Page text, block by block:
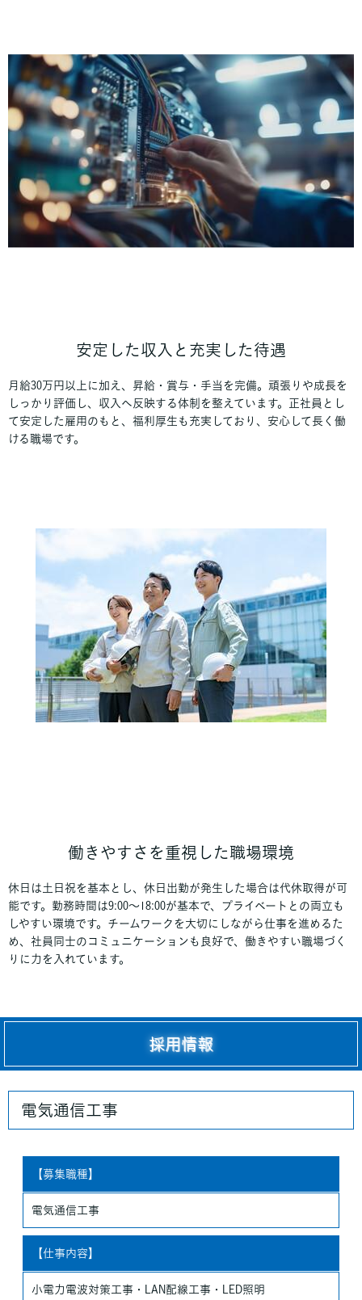
安定した収入と充実した待遇
月給30万円以上に加え、昇給・賞与・手当を完備。頑張りや成長を
しっかり評価し、収入へ反映する体制を整えています。正社員とし
て安定した雇用のもと、福利厚生も充実しており、安心して長く働
ける職場です。
働きやすさを重視した職場環境
休日は土日祝を基本とし、休日出勤が発生した場合は代休取得が可
能です。勤務時間は9:00～18:00が基本で、プライベートとの両立も
しやすい環境です。チームワークを大切にしながら仕事を進めるた
め、社員同士のコミュニケーションも良好で、働きやすい職場づく
りに力を入れています。
採用情報
電気通信工事
【募集職種】
電気通信工事
【仕事内容】
小電力電波対策工事・LAN配線工事・LED照明